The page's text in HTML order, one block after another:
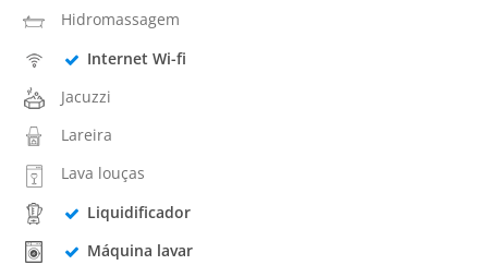
Hidromassagem
Internet Wi-fi
Jacuzzi
Lareira
Lava louças
Liquidificador
Máquina lavar